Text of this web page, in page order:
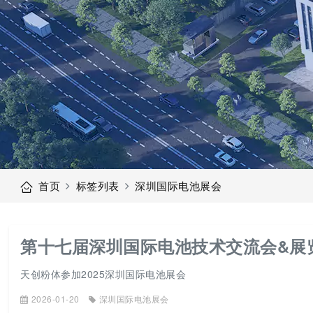
首页 标签列表 深圳国际电池展会
第十七届深圳国际电池技术交流会&展
天创粉体参加2025深圳国际电池展会
2026-01-20 深圳国际电池展会